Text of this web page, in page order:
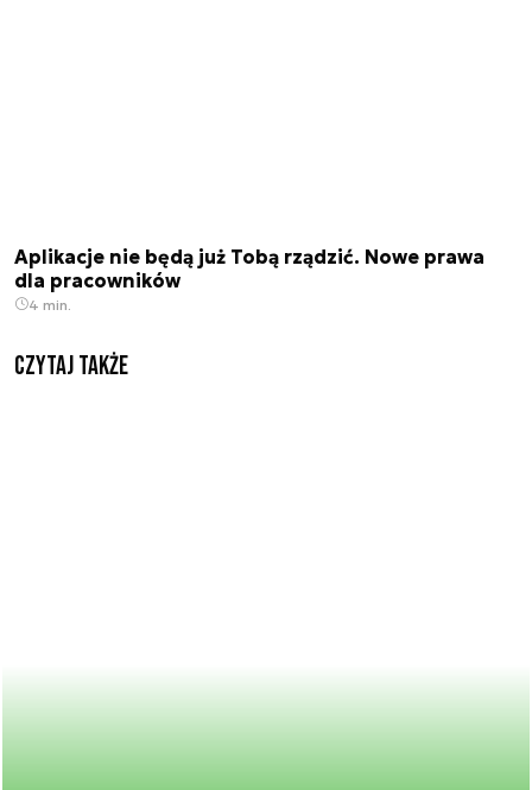
Aplikacje nie będą już Tobą rządzić. Nowe prawa
dla pracowników
4 min.
Czytaj także